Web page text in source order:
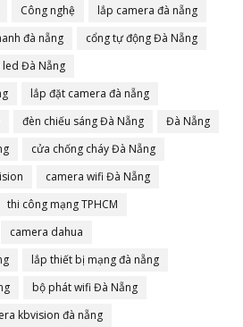
Công nghệ
lắp camera đà nẵng
đà nẵng
cổng tự động Đà Nẵng
led Đà Nẵng
lắp đặt camera đà nẵng
đèn chiếu sáng Đà Nẵng
Đà Nẵng
cửa chống cháy Đà Nẵng
camera wifi Đà Nẵng
thi công mạng TPHCM
camera dahua
lắp thiết bị mạng đà nẵng
bộ phát wifi Đà Nẵng
kbvision đà nẵng